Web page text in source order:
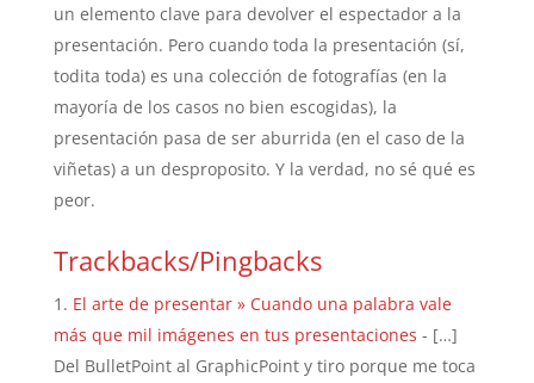
un elemento clave para devolver el espectador a la
presentación. Pero cuando toda la presentación (sí,
todita toda) es una colección de fotografías (en la
mayoría de los casos no bien escogidas), la
presentación pasa de ser aburrida (en el caso de la
viñetas) a un desproposito. Y la verdad, no sé qué es
peor.
Trackbacks/Pingbacks
El arte de presentar » Cuando una palabra vale
más que mil imágenes en tus presentaciones - […]
Del BulletPoint al GraphicPoint y tiro porque me toca